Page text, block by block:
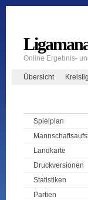
Online Ergebnis-
Übersicht
Spielplan
Landkarte
Druckversionen
Statistiken
Partien